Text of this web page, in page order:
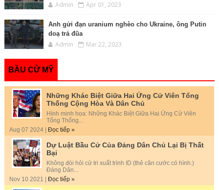
Admin Apr 01, 2023
Anh gửi đạn uranium nghèo cho Ukraine, ông Putin
doạ trả đũa
Admin Mar 22, 2023
BẦU CỬ MỸ
Những Khác Biệt Giữa Hai Ứng Cử Viên Tổng
Thống Cộng Hòa Và Dân Chủ
Hình minh họa: Những Khác Biệt Giữa Hai Ứng Cử Viên
Tổng Thống...
Aug 07 2024 | Đọc tiếp »
Dự Luật Bầu Cử Của Đảng Dân Chủ Lại Bị Thất
Bại
Không đòi hỏi cử tri xuất trình ID (thẻ căn cước có hình.)
Đảng Dân...
Nov 10 2021 | Đọc tiếp »